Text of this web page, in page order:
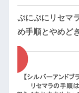
ぷにぷにリセマ
め手順とやめど